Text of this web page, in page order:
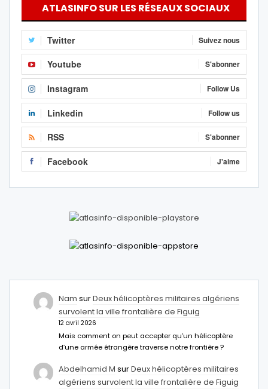
ATLASINFO SUR LES RÉSEAUX SOCIAUX
Twitter Suivez nous
Youtube S'abonner
Instagram Follow Us
Linkedin Follow us
RSS S'abonner
Facebook J'aime
Nam surDeux hélicoptères militaires algériens
survolent la ville frontalière de Figuig
12 avril 2026
Mais comment on peut accepter qu’un hélicoptère
d’une armée étrangère traverse notre frontière ?
Abdelhamid M surDeux hélicoptères militaires
algériens survolent la ville frontalière de Figuig